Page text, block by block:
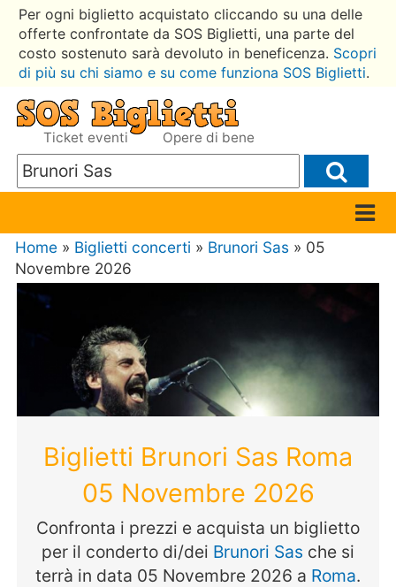
Per ogni biglietto acquistato cliccando su una delle
offerte confrontate da SOS Biglietti, una parte del
costo sostenuto sarà devoluto in beneficenza. Scopri
di più su chi siamo e su come funziona SOS Biglietti.
Ticket eventi Opere di bene
Home » Biglietti concerti » Brunori Sas » 05
Novembre 2026
Biglietti Brunori Sas Roma
05 Novembre 2026
Confronta i prezzi e acquista un biglietto
per il conderto di/dei Brunori Sas che si
terrà in data 05 Novembre 2026 a Roma.